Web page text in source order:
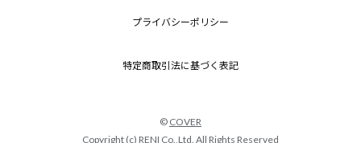
プライバシーポリシー
特定商取引法に基づく表記
© COVER
Copyright (c) RENI Co.,Ltd. All Rights Reserved